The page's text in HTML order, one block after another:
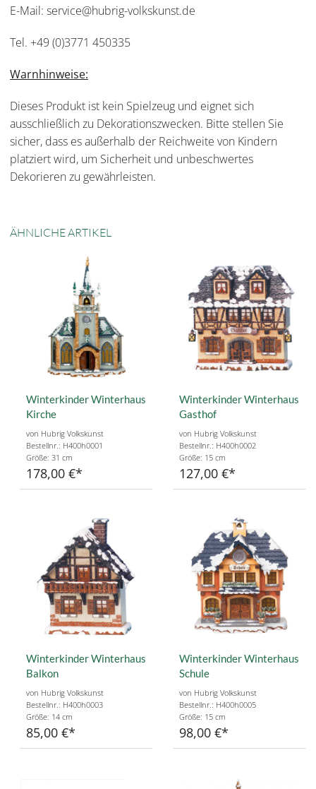
E-Mail: service@hubrig-volkskunst.de
Tel. +49 (0)3771 450335
Warnhinweise:
Dieses Produkt ist kein Spielzeug und eignet sich
ausschließlich zu Dekorationszwecken. Bitte stellen Sie
sicher, dass es außerhalb der Reichweite von Kindern
platziert wird, um Sicherheit und unbeschwertes
Dekorieren zu gewährleisten.
ÄHNLICHE ARTIKEL
Winterkinder Winterhaus
Kirche
von Hubrig Volkskunst
Bestellnr.: H400h0001
Größe: 31 cm
178,00 €
Winterkinder Winterhaus
Gasthof
von Hubrig Volkskunst
Bestellnr.: H400h0002
Größe: 15 cm
127,00 €
Winterkinder Winterhaus
Balkon
von Hubrig Volkskunst
Bestellnr.: H400h0003
Größe: 14 cm
85,00 €
Winterkinder Winterhaus
Schule
von Hubrig Volkskunst
Bestellnr.: H400h0005
Größe: 15 cm
98,00 €